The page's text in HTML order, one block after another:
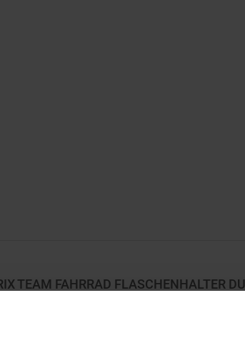
TEAM FAHRRAD FLASCHENHALTER
Lezyne ist mit allen gängigen Fahrradrahmen mit